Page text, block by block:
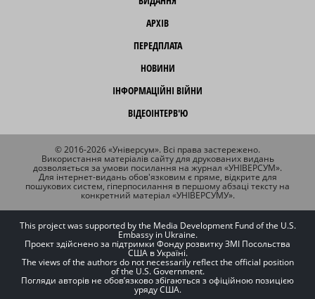
АРХІВ
ПЕРЕДПЛАТА
НОВИНИ
ІНФОРМАЦІЙНІ ВІЙНИ
ВІДЕОІНТЕРВ'Ю
© 2016-2026 «Універсум». Всі права застережено.
Використання матеріалів сайту для друкованих видань
дозволяється за умови посилання на журнал «УНІВЕРСУМ».
Для інтернет-видань обов'язковим є пряме, відкрите для
пошукових систем, гіперпосилання в першому абзаці тексту на
конкретний матеріал «УНІВЕРСУМУ».
This project was supported by the Media Development Fund of the U.S.
Embassy in Ukraine.
Проект здійснено за підтримки Фонду розвитку ЗМІ Посольства
США в Україні.
The views of the authors do not necessarily reflect the official position
of the U.S. Government.
Погляди авторів не обов’язково збігаються з офіційною позицією
уряду США.